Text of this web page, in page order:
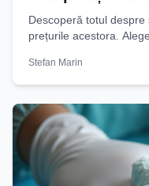
Descoperă totul
prețurile acestora.
Stefan Marin